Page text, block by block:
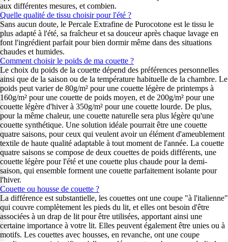
aux différentes mesures, et combien.
Quelle qualité de tissu choisir pour l'été ?
Sans aucun doute, le Percale Extrafine de Purocotone est le tissu le
plus adapté à l'été, sa fraîcheur et sa douceur après chaque lavage en
font l'ingrédient parfait pour bien dormir même dans des situations
chaudes et humides.
Comment choisir le poids de ma couette ?
Le choix du poids de la couette dépend des préférences personnelles
ainsi que de la saison ou de la température habituelle de la chambre. Le
poids peut varier de 80g/m² pour une couette légère de printemps à
160g/m² pour une couette de poids moyen, et de 200g/m² pour une
couette légère d'hiver à 350g/m² pour une couette lourde. De plus,
pour la même chaleur, une couette naturelle sera plus légère qu'une
couette synthétique. Une solution idéale pourrait être une couette
quatre saisons, pour ceux qui veulent avoir un élément d'ameublement
textile de haute qualité adaptable à tout moment de l'année. La couette
quatre saisons se compose de deux couettes de poids différents, une
couette légère pour l'été et une couette plus chaude pour la demi-
saison, qui ensemble forment une couette parfaitement isolante pour
l'hiver.
Couette ou housse de couette ?
La différence est substantielle, les couettes ont une coupe "à l'italienne"
qui couvre complètement les pieds du lit, et elles ont besoin d'être
associées à un drap de lit pour être utilisées, apportant ainsi une
certaine importance à votre lit. Elles peuvent également être unies ou à
motifs. Les couettes avec housses, en revanche, ont une coupe